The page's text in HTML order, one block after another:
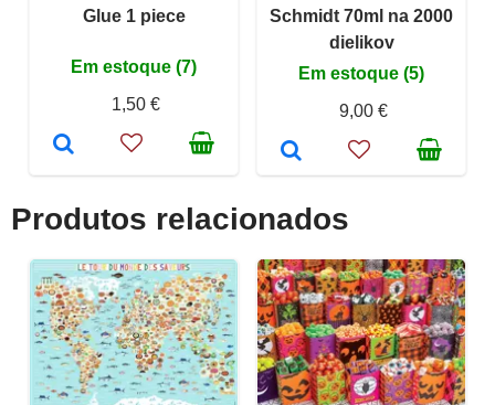
Glue 1 piece
Em estoque (7)
1,50 €
Schmidt 70ml na 2000
dielikov
Em estoque (5)
9,00 €
Produtos relacionados